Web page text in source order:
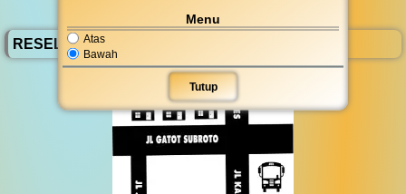
Menu
Atas
Bawah
Tutup
RESELLER BassComp